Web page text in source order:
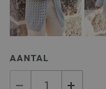
AANTAL